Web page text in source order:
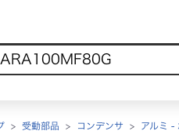
> 受動部品 > コンデンサ > アルミ -